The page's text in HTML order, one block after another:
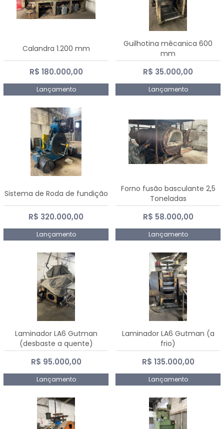
Calandra 1.200 mm
R$ 180.000,00
Lançamento
Guilhotina mêcanica 600
mm
R$ 35.000,00
Lançamento
Sistema de Roda de fundição
R$ 320.000,00
Lançamento
Forno fusão basculante 2,5
Toneladas
R$ 58.000,00
Lançamento
Laminador LA6 Gutman
(desbaste a quente)
R$ 95.000,00
Lançamento
Laminador LA6 Gutman (a
frio)
R$ 135.000,00
Lançamento